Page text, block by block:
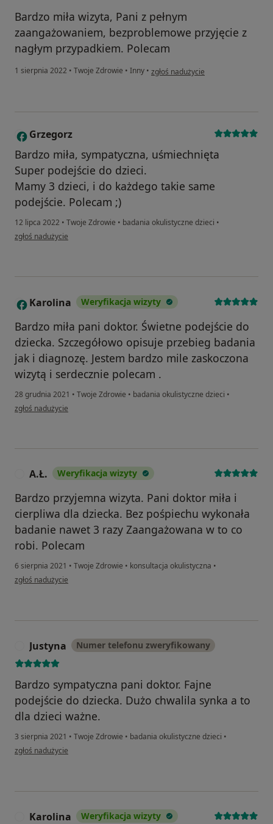
Bardzo miła wizyta, Pani z pełnym
zaangażowaniem, bezproblemowe przyjęcie z
nagłym przypadkiem. Polecam
1 sierpnia 2022 • Twoje Zdrowie • Inny • w opinii użytkownika K.K
zgłoś nadużycie
G Grzegorz
Bardzo miła, sympatyczna, uśmiechnięta
Super podejście do dzieci.
Mamy 3 dzieci, i do każdego takie same
podejście. Polecam ;)
12 lipca 2022 • Twoje Zdrowie • badania okulistyczne dzieci •
w opinii użytkownika Grzegorz
zgłoś nadużycie
K Karolina Weryfikacja wizyty
Bardzo miła pani doktor. Świetne podejście do
dziecka. Szczegółowo opisuje przebieg badania
jak i diagnozę. Jestem bardzo mile zaskoczona
wizytą i serdecznie polecam .
28 grudnia 2021 • Twoje Zdrowie • badania okulistyczne dzieci •
w opinii użytkownika Karolina
zgłoś nadużycie
A.Ł. Weryfikacja wizyty
Bardzo przyjemna wizyta. Pani doktor miła i
cierpliwa dla dziecka. Bez pośpiechu wykonała
badanie nawet 3 razy Zaangażowana w to co
robi. Polecam
6 sierpnia 2021 • Twoje Zdrowie • konsultacja okulistyczna •
w opinii użytkownika A.Ł.
zgłoś nadużycie
Justyna Numer telefonu zweryfikowany
Bardzo sympatyczna pani doktor. Fajne
podejście do dziecka. Dużo chwalila synka a to
dla dzieci ważne.
3 sierpnia 2021 • Twoje Zdrowie • badania okulistyczne dzieci •
w opinii użytkownika Justyna
zgłoś nadużycie
Karolina Weryfikacja wizyty